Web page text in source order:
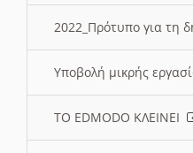
2022_Πρότυπο για τη
Υποβολή μικρής
ΤΟ EDMODO ΚΛΕΙΝΕΙ